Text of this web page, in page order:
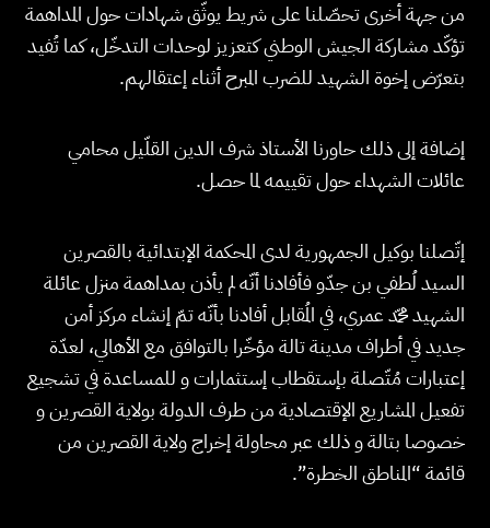
من جهة أخرى تحصّلنا على شريط يوثّق شهادات حول المداهمة
تؤكّد مشاركة الجيش الوطني كتعزيز لوحدات التدخّل، كما تُفيد
بتعرّض إخوة الشهيد للضرب المبرح أثناء إعتقالهم.
إضافة إلى ذلك حاورنا الأستاذ شرف الدين القلّيل محامي
عائلات الشهداء حول تقييمه لما حصل.
إتّصلنا بوكيل الجمهورية لدى المحكمة الإبتدائية بالقصرين
السيد لُطفي بن جدّو فأفادنا أنّه لم يأذن بمداهمة منزل عائلة
الشهيد محمّد عمري، في المُقابل أفادنا بأنّه تمّ إنشاء مركز أمن
جديد في أطراف مدينة تالة مؤخّرا بالتوافق مع الأهالي، لعدّة
إعتبارات مُتّصلة بإستقطاب إستثمارات و للمساعدة في تشجيع
تفعيل المشاريع الإقتصادية من طرف الدولة بولاية القصرين و
خصوصا بتالة و ذلك عبر محاولة إخراج ولاية القصرين من
قائمة “المناطق الخطرة”.